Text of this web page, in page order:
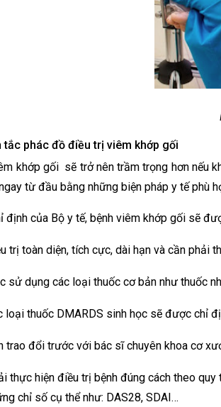
tắc phác đồ điều trị viêm khớp gối
khớp gối sẽ trở nên trầm trọng hơn nếu
từ đầu bằng những biện pháp y tế phù
định của Bộ y tế, bệnh viêm khớp gối sẽ
trị toàn diện, tích cực, dài hạn và cần phải
sử dụng các loại thuốc cơ bản như thuốc
loại thuốc DMARDS sinh học sẽ được chỉ
trao đổi trước với bác sĩ chuyên khoa cơ
thực hiện điều trị bệnh đúng cách theo
chỉ số cụ thể như: DAS28, SDAI…